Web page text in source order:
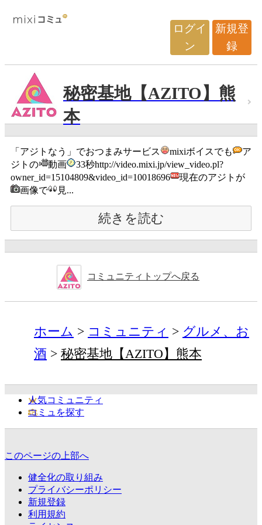
ログイ
ン
新規登
録
秘密基地【AZITO】熊
本
「アジトなう」でおつまみサービス mixiボイスでも
ア
ジトの
動画
33秒http://video.mixi.jp/view_video.pl?
owner_id=15104809&video_id=10018696
現在のアジトが
画像で
見...
続きを読む
コミュニティトップへ戻る
ホーム コミュニティ
グルメ、お
酒
秘密基地【AZITO】熊本
人気コミュニティ
コミュを探す
このページの上部へ
健全化の取り組み
プライバシーポリシー
新規登録
利用規約